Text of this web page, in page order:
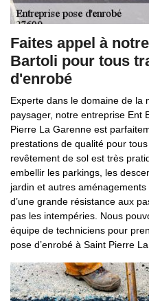
Faites appel à
Bartoli pour tous
d'enrobé
Experte dans le domaine de la
paysager, notre entreprise Ent
Pierre La Garenne est
prestations de qualité pour
revêtement de sol est très
embellir les parkings, les
jardin et autres
d’une grande résistance aux
pas les intempéries. Nous
équipe de techniciens pour
pose d’enrobé à Saint Pierre